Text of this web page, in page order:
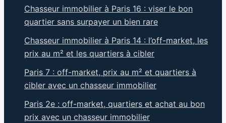
Chasseur immobilier à Paris 16 : viser le bon
quartier sans surpayer un bien rare
Chasseur immobilier à Paris 14 : l’off-market, les
prix au m² et les quartiers à cibler
Paris 7 : off-market, prix au m² et quartiers à
cibler avec un chasseur immobilier
Paris 2e : off-market, quartiers et achat au bon
prix avec un chasseur immobilier